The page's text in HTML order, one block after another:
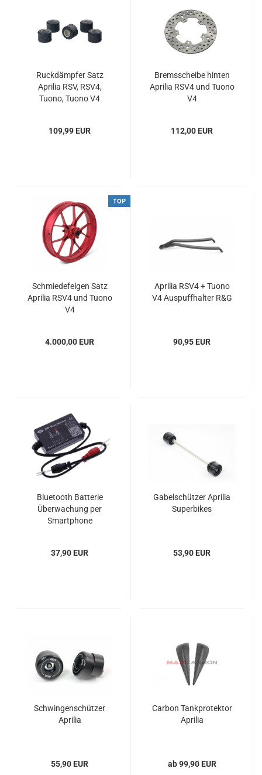
Ruckdämpfer Satz
Aprilia RSV, RSV4,
Tuono, Tuono V4
109,99 EUR
Bremsscheibe hinten
Aprilia RSV4 und Tuono
V4
112,00 EUR
TOP
Schmiedefelgen Satz
Aprilia RSV4 und Tuono
V4
4.000,00 EUR
Aprilia RSV4 + Tuono
V4 Auspuffhalter R&G
90,95 EUR
Bluetooth Batterie
Überwachung per
Smartphone
37,90 EUR
Gabelschützer Aprilia
Superbikes
53,90 EUR
Schwingenschützer
Aprilia
55,90 EUR
Carbon Tankprotektor
Aprilia
ab 99,90 EUR